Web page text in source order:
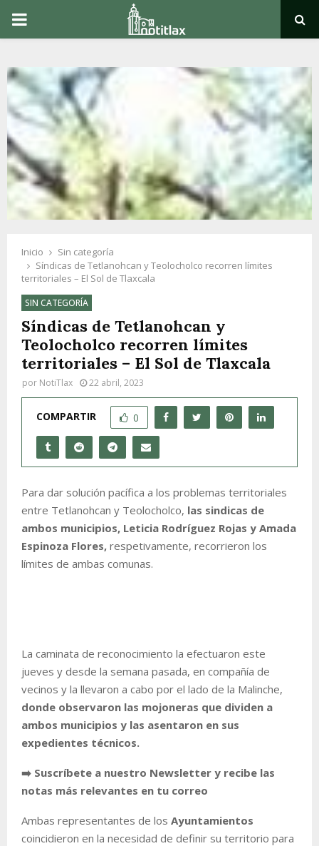
PRIMARY
Inicio
Sin categoría
Síndicas de Tetlanohcan y Teolocholco recorren límites
territoriales – El Sol de Tlaxcala
SIN CATEGORÍA
Síndicas de Tetlanohcan y
Teolocholco recorren límites
territoriales – El Sol de Tlaxcala
por NotiTlax 22 abril, 2023
COMPARTIR 0
Para dar solución pacífica a los problemas territoriales
entre Tetlanohcan y Teolocholco, las sindicas de
ambos municipios, Leticia Rodríguez Rojas y Amada
Espinoza Flores, respetivamente, recorrieron los
límites de ambas comunas.
La caminata de reconocimiento la efectuaron este
jueves y desde la semana pasada, en compañía de
vecinos y la llevaron a cabo por el lado de la Malinche,
donde observaron las mojoneras que dividen a
ambos municipios y las asentaron en sus
expedientes técnicos.
➡️ Suscríbete a nuestro Newsletter y recibe las
notas más relevantes en tu correo
Ambas representantes de los Ayuntamientos
coincidieron en la necesidad de definir su territorio para